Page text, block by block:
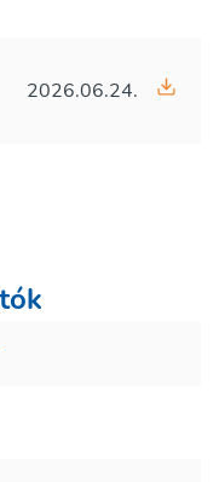
2026.06.24.